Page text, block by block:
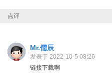
点评
Mr.儒辰
发表于 2022-10-5 08:26
链接下载啊